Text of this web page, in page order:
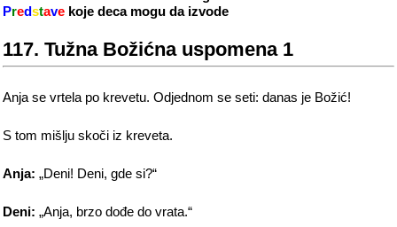
Predstave koje deca mogu da izvode
117. Tužna Božićna uspomena 1
Anja se vrtela po krevetu. Odjednom se seti: danas je Božić!
S tom mišlju skoči iz kreveta.
Anja: „Deni! Deni, gde si?“
Deni: „Anja, brzo dođe do vrata.“